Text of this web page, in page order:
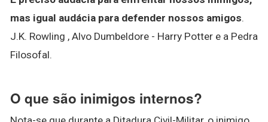
mas igual audácia para defender nossos amigos.
J.K. Rowling , Alvo Dumbeldore - Harry Potter e a Pedra
Filosofal.
O que são inimigos internos?